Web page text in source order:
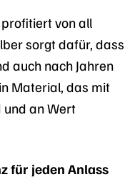
von all
sorgt dafür, dass
auch nach Jahren
Material, das mit
an Wert
für jeden Anlass